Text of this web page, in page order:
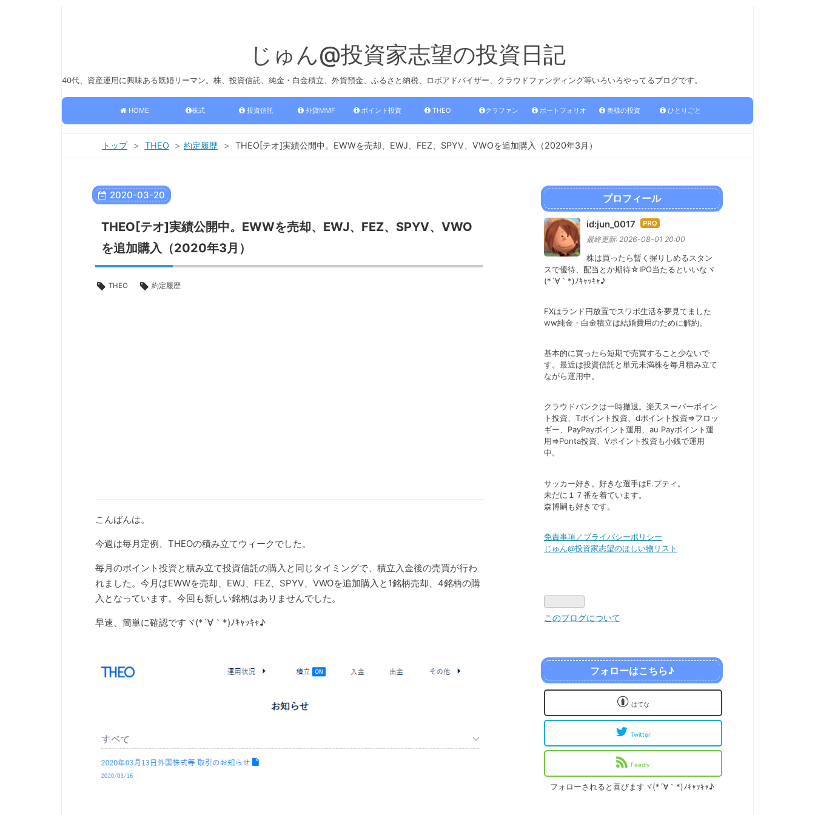
じゅん@投資家志望の投資日記
40代、資産運用に興味ある既婚リーマン。株、投資信託、純金・白金積立、外貨預金、ふるさと納税、ロボアドバイザー、クラウドファンディング等いろいろやってるブログです。
HOME 株式 投資信託 外貨MMF ポイント投資 THEO クラファン ポートフォリオ 奥様の投資 ひとりごと
トップ > THEO > 約定履歴 > THEO[テオ]実績公開中。EWWを売却、EWJ、FEZ、SPYV、VWOを追加購入（2020年3月）
2020-03-20
THEO[テオ]実績公開中。EWWを売却、EWJ、FEZ、SPYV、VWO
を追加購入（2020年3月）
THEO 約定履歴
こんばんは。
今週は毎月定例、THEOの積み立てウィークでした。
毎月のポイント投資と積み立て投資信託の購入と同じタイミングで、積立入金後の売買が行わ
れました。今月はEWWを売却、EWJ、FEZ、SPYV、VWOを追加購入と1銘柄売却、4銘柄の購
入となっています。今回も新しい銘柄はありませんでした。
早速、簡単に確認ですヾ(*´∀｀*)ﾉｷｬｯｷｬ♪
プロフィール
id:jun_0017 はて
なブ
ログ
Pro
最終更新: 2026-08-01 20:00
株は買ったら暫く握りしめるスタン
スで優待、配当とか期待☆IPO当たるといいなヾ
(*´∀｀*)ﾉｷｬｯｷｬ♪
FXはランド円放置でスワポ生活を夢見てました
ww純金・白金積立は結婚費用のために解約。
基本的に買ったら短期で売買すること少ないで
す。最近は投資信託と単元未満株を毎月積み立て
ながら運用中。
クラウドバンクは一時撤退。楽天スーパーポイン
ト投資、Tポイント投資、dポイント投資⇒フロッ
ギー、PayPayポイント運用、au Payポイント運
用⇒Ponta投資、Vポイント投資も小銭で運用
中。
サッカー好き。好きな選手はE.プティ。
未だに１７番を着ています。
森博嗣も好きです。
免責事項／プライバシーポリシー
じゅん@投資家志望のほしい物リスト
このブログについて
フォローはこちら♪
はてな
Twitter
Feedly
フォローされると喜びますヾ(*´∀｀*)ﾉｷｬｯｷｬ♪